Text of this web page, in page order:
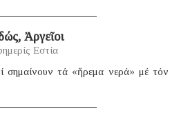
Ἀργεῖοι
Εστία
σημαίνουν τά «ἤρεμα νερά» μέ τόν